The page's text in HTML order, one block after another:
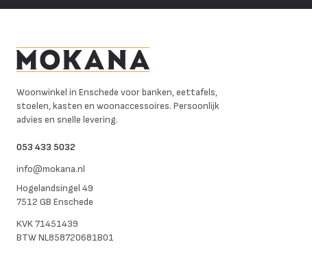
Woonwinkel in Enschede voor banken, eettafels,
stoelen, kasten en woonaccessoires. Persoonlijk
advies en snelle levering.
053 433 5032
info@mokana.nl
Hogelandsingel 49
7512 GB Enschede
KVK71451439
BTWNL858720681B01